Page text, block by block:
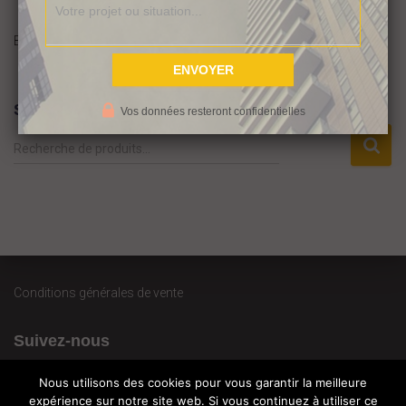
(suite…)
By
Audrey
Search
e
o
u
Recherche de produits…
Conditions générales de vente
Suivez-nous
Nous utilisons des cookies pour vous garantir la meilleure
expérience sur notre site web. Si vous continuez à utiliser ce
Vos données resteront confidentielles